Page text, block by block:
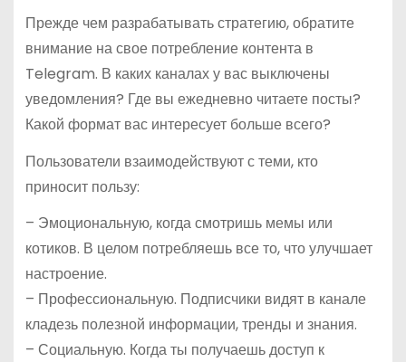
Прежде чем разрабатывать стратегию, обратите
внимание на свое потребление контента в
Telegram. В каких каналах у вас выключены
уведомления? Где вы ежедневно читаете посты?
Какой формат вас интересует больше всего?
Пользователи взаимодействуют с теми, кто
приносит пользу:
– Эмоциональную, когда смотришь мемы или
котиков. В целом потребляешь все то, что улучшает
настроение.
– Профессиональную. Подписчики видят в канале
кладезь полезной информации, тренды и знания.
– Социальную. Когда ты получаешь доступ к